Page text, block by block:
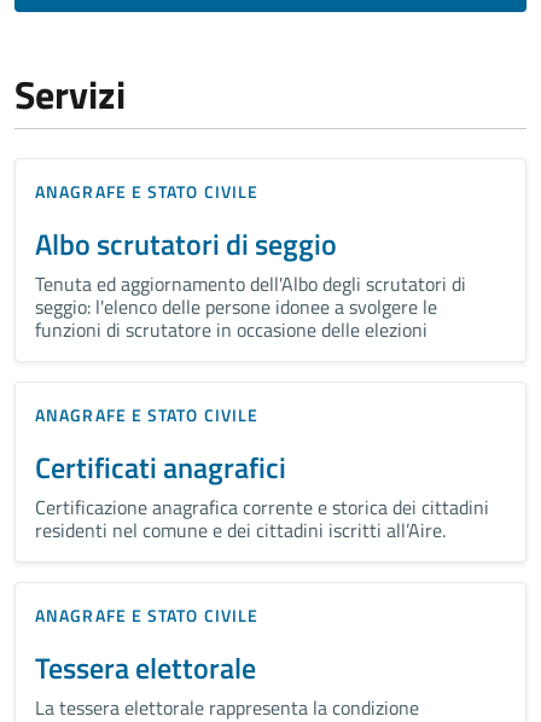
Servizi
ANAGRAFE E STATO CIVILE
Albo scrutatori di seggio
Tenuta ed aggiornamento dell'Albo degli scrutatori di
seggio: l'elenco delle persone idonee a svolgere le
funzioni di scrutatore in occasione delle elezioni
ANAGRAFE E STATO CIVILE
Certificati anagrafici
Certificazione anagrafica corrente e storica dei cittadini
residenti nel comune e dei cittadini iscritti all’Aire.
ANAGRAFE E STATO CIVILE
Tessera elettorale
La tessera elettorale rappresenta la condizione